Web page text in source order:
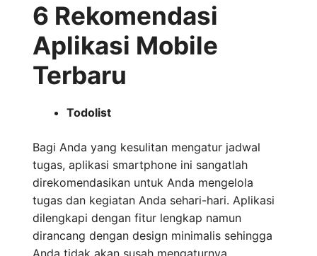
6 Rekomendasi
Aplikasi Mobile
Terbaru
Todolist
Bagi Anda yang kesulitan mengatur jadwal
tugas, aplikasi smartphone ini sangatlah
direkomendasikan untuk Anda mengelola
tugas dan kegiatan Anda sehari-hari. Aplikasi
dilengkapi dengan fitur lengkap namun
dirancang dengan design minimalis sehingga